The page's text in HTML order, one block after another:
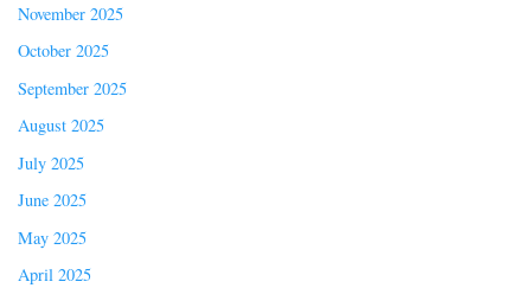
November 2025
October 2025
September 2025
August 2025
July 2025
June 2025
May 2025
April 2025